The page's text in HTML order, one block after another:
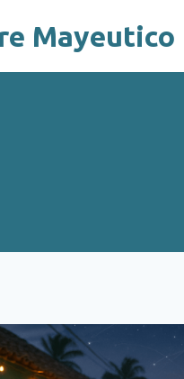
Mayeutico